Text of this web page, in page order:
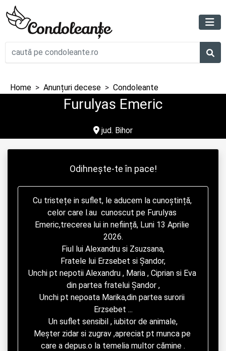
Home Anunțuri decese Condoleante
Furulyas Emeric
jud. Bihor
Odihnește-te în pace!
Cu tristețe in suflet, le aducem la cunoștință,
celor care l.au  cunoscut pe Furulyas
Emeric,trecerea lui in neființă, Luni 13 Aprilie
2026.
Fiul lui Alexandru si Zsuzsana,
Fratele lui Erzsebet si Șandor,
Unchi pt nepotii Alexandru , Maria , Ciprian si Eva
din partea fratelui Șandor ,
Unchi pt nepoata Marika,din partea surorii
Erzsebet ...
Un suflet sensibil , iubitor de animale,
Meșter zidar si zugrav ,apreciat pt munca pe
care a depus.o la temelia multor cămine .